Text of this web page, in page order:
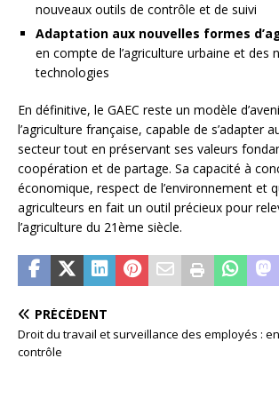
nouveaux outils de contrôle et de suivi
Adaptation aux nouvelles formes
en compte de l’agriculture urbaine et des
technologies
En définitive, le GAEC reste un modèle
l’agriculture française, capable de s’adapter
secteur tout en préservant ses valeurs
coopération et de partage. Sa capacité à
économique, respect de l’environnement et
agriculteurs en fait un outil précieux pour
l’agriculture du 21ème siècle.
PRÉCÉDENT
Droit du travail et surveillance des employés :
contrôle